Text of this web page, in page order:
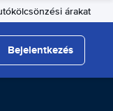
árakat
Bejelentkezés